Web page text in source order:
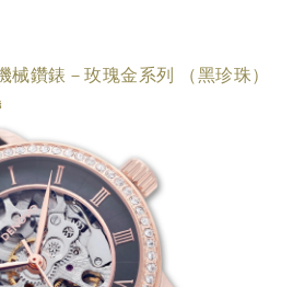
械鑽錶－玫瑰金系列 （黑珍珠）